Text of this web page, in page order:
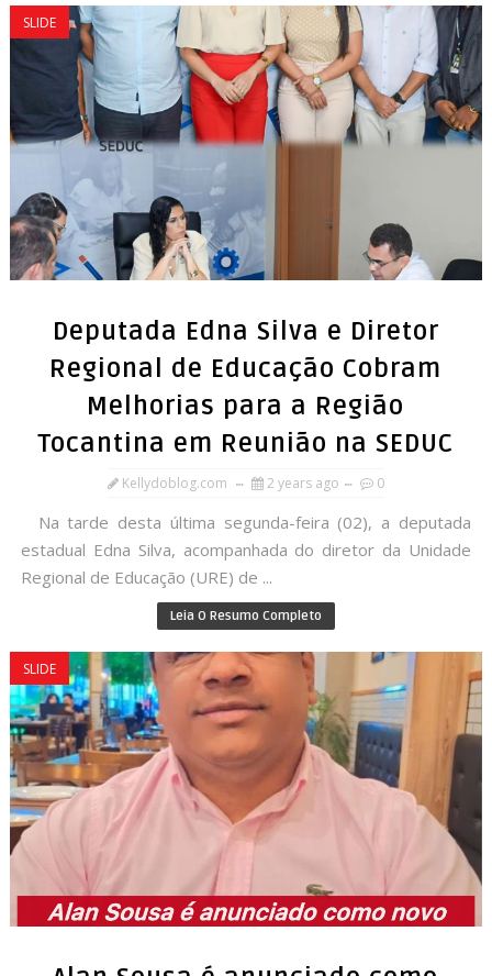
SLIDE
Deputada Edna Silva e Diretor
Regional de Educação Cobram
Melhorias para a Região
Tocantina em Reunião na SEDUC
Kellydoblog.com 2 years ago 0
Na tarde desta última segunda-feira (02), a deputada
estadual Edna Silva, acompanhada do diretor da Unidade
Regional de Educação (URE) de ...
Leia O Resumo Completo
SLIDE